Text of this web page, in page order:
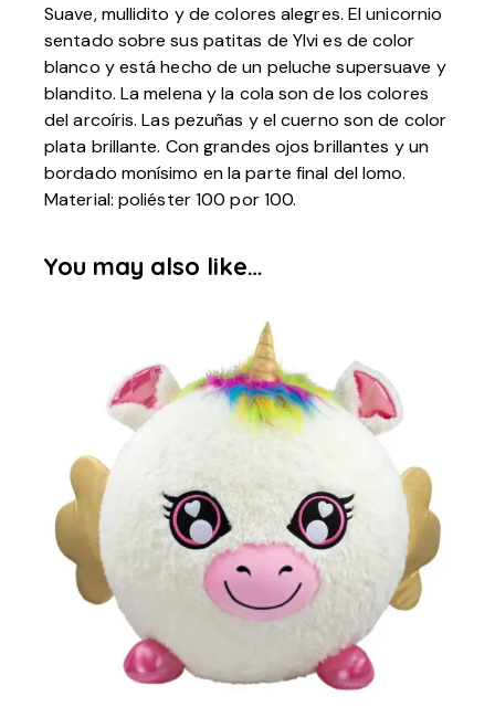
Suave, mullidito y de colores alegres. El unicornio
sentado sobre sus patitas de Ylvi es de color
blanco y está hecho de un peluche supersuave y
blandito. La melena y la cola son de los colores
del arcoíris. Las pezuñas y el cuerno son de color
plata brillante. Con grandes ojos brillantes y un
bordado monísimo en la parte final del lomo.
Material: poliéster 100 por 100.
You may also like…